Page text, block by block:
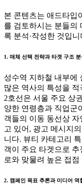
본 콘텐츠는 애드타입
를 검토하시는 분들의
록 분석·작성한 것입니
1. 매체 선택 전략과 타겟 구조 분
성수역 지하철 내부에
많은 역사의 특성을
2호선은 서울 주요 상
양한 연령층과 직업군
객들의 이동 동선상
고 있어, 광고 메시지
니다. 뷰티 카테고리
객이 주요 타겟으로
로와 맞물려 높은 접
2. 캠페인 목표 추론과 미디어 역